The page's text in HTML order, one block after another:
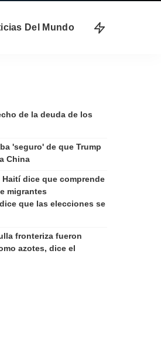
Del Mundo
de la deuda de los
'seguro' de que Trump
China
dice que comprende
migrantes
que las elecciones se
fronteriza fueron
azotes, dice el